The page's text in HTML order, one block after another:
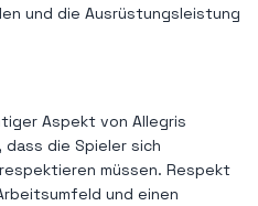
und die Ausrüstungsleistung
Aspekt von Allegris
die Spieler sich
müssen. Respekt
und einen